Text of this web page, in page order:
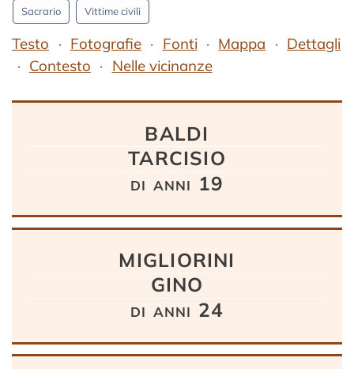
Sacrario Vittime civili
Testo Fotografie Fonti Mappa
Dettagli
Contesto
Nelle vicinanze
BALDI
TARCISIO
di anni 19
MIGLIORINI
GINO
di anni 24